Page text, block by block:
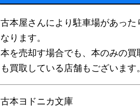
古本屋さんにより駐車場があっ
なります。
本を売却す場合でも、本のみの
も買取している店舗もございます。
古本ヨドニカ文庫